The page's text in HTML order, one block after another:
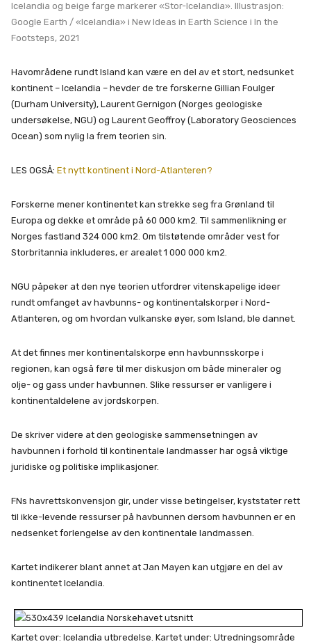
Icelandia og beige farge markerer «Stor-Icelandia». Illustrasjon:
Google Earth / «Icelandia» i New Ideas in Earth Science i In the
Footsteps, 2021
Havområdene rundt Island kan være en del av et stort, nedsunket
kontinent – Icelandia – hevder de tre forskerne Gillian Foulger
(Durham University), Laurent Gernigon (Norges geologiske
undersøkelse, NGU) og Laurent Geoffroy (Laboratory Geosciences
Ocean) som nylig la frem teorien sin.
LES OGSÅ: Et nytt kontinent i Nord-Atlanteren?
Forskerne mener kontinentet kan strekke seg fra Grønland til
Europa og dekke et område på 60 000 km2. Til sammenlikning er
Norges fastland 324 000 km2. Om tilstøtende områder vest for
Storbritannia inkluderes, er arealet 1 000 000 km2.
NGU påpeker at den nye teorien utfordrer vitenskapelige ideer
rundt omfanget av havbunns- og kontinentalskorper i Nord-
Atlanteren, og om hvordan vulkanske øyer, som Island, ble dannet.
At det finnes mer kontinentalskorpe enn havbunnsskorpe i
regionen, kan også føre til mer diskusjon om både mineraler og
olje- og gass under havbunnen. Slike ressurser er vanligere i
kontinentaldelene av jordskorpen.
De skriver videre at den geologiske sammensetningen av
havbunnen i forhold til kontinentale landmasser har også viktige
juridiske og politiske implikasjoner.
FNs havrettskonvensjon gir, under visse betingelser, kyststater rett
til ikke-levende ressurser på havbunnen dersom havbunnen er en
nedsenket forlengelse av den kontinentale landmassen.
Kartet indikerer blant annet at Jan Mayen kan utgjøre en del av
kontinentet Icelandia.
Kartet over: Icelandia utbredelse. Kartet under: Utredningsområde